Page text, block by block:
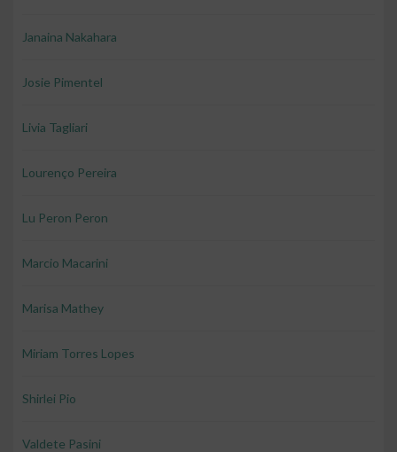
Janaina Nakahara
Josie Pimentel
Livia Tagliari
Lourenço Pereira
Lu Peron Peron
Marcio Macarini
Marisa Mathey
Miriam Torres Lopes
Shirlei Pio
Valdete Pasini